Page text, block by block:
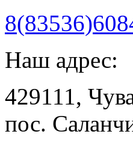
Наш адрес:
429111,
пос.